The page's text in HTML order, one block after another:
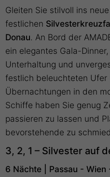
Gleiten Sie stilvoll ins
festlichen
Donau. An Bord der
ein elegantes Gala-
Unterhaltung und
festlich beleuchteten Ufer
Übernachtungen in den
Schiffe haben Sie genug
passieren zu lassen und
bevorstehende zu
3, 2, 1 – Silvester auf
6 Nächte | Passau -